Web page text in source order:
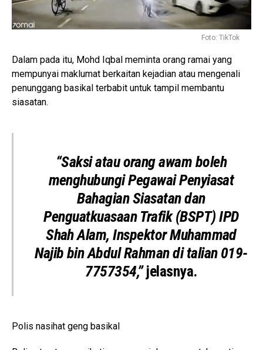
Foto: TikTok
Dalam pada itu, Mohd Iqbal meminta orang ramai yang
mempunyai maklumat berkaitan kejadian atau mengenali
penunggang basikal terbabit untuk tampil membantu
siasatan.
“Saksi atau orang awam boleh
menghubungi Pegawai Penyiasat
Bahagian Siasatan dan
Penguatkuasaan Trafik (BSPT) IPD
Shah Alam, Inspektor Muhammad
Najib bin Abdul Rahman di talian 019-
7757354,”jelasnya.
Polis nasihat geng basikal